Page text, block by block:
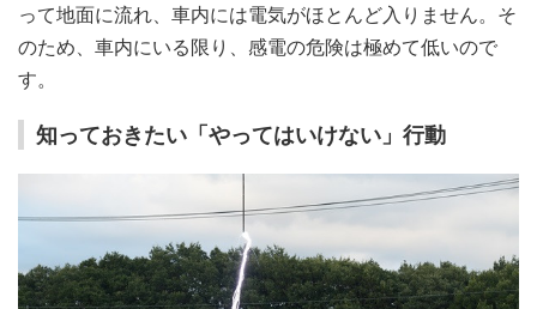
って地面に流れ、車内には電気がほとんど入りません。そ
のため、車内にいる限り、感電の危険は極めて低いので
す。
知っておきたい「やってはいけない」行動